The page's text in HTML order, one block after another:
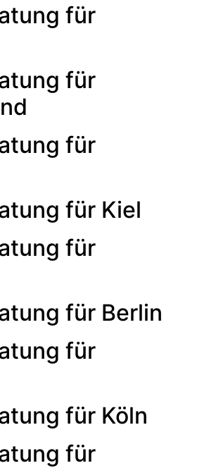
für
für
für
für Kiel
für
für Berlin
für
für Köln
für